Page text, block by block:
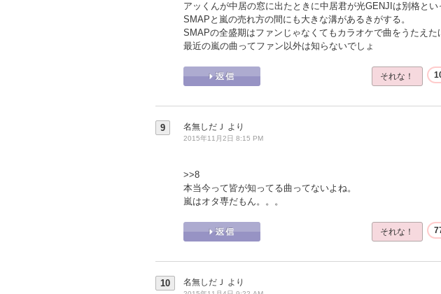
アッくんが中居の窓に出たときに中居君が光GENJIは別格とい
SMAPと嵐の売れ方の間にも大きな溝があるきがする。
SMAPの全盛期はファンじゃなくてもカラオケで曲をうたえた
最近の嵐の曲ってファン以外は知らないでしょ
それな！
9 名無しだＪ より
2015年11月2日 8:15 PM
>>8
本当今って皆が知ってる曲ってないよね。
嵐はオタ専だもん。。。
それな！
10 名無しだＪ より